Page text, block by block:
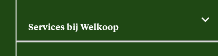
Contactformulier
Services bij Welkoop